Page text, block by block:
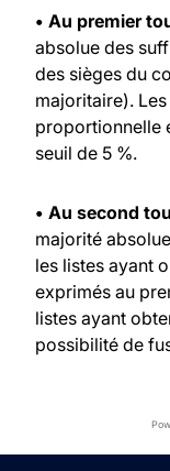
• Au premier
absolue des
des sièges du
majoritaire).
proportionnelle
seuil de 5 %.
• Au second
majorité
les listes ayant
exprimés au
listes ayant
possibilité de